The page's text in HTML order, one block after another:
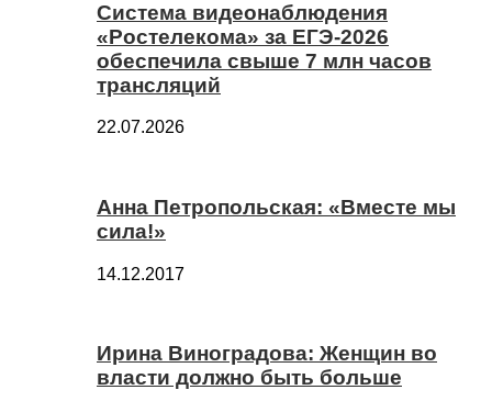
Система видеонаблюдения
«Ростелекома» за ЕГЭ-2026
обеспечила свыше 7 млн часов
трансляций
22.07.2026
Анна Петропольская: «Вместе мы
сила!»
14.12.2017
Ирина Виноградова: Женщин во
власти должно быть больше